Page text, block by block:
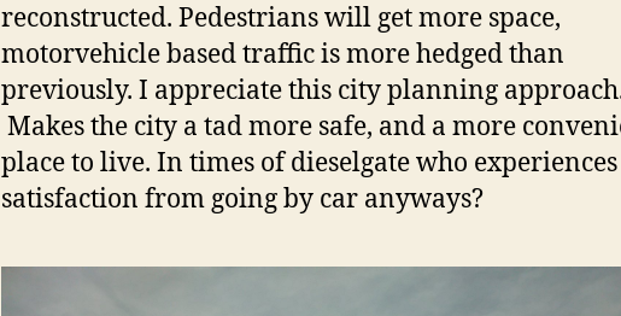
reconstructed. Pedestrians will get more space,
motorvehicle based traffic is more hedged than
previously. I appreciate this city planning
Makes the city a tad more safe, and a more
place to live. In times of dieselgate who experiences
satisfaction from going by car anyways?